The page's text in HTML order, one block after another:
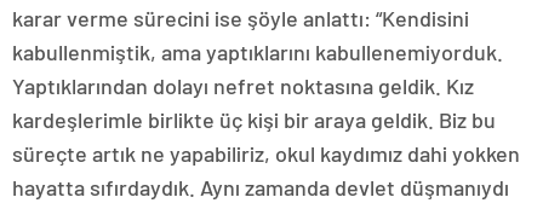
karar verme sürecini ise şöyle anlattı: “Kendisini
kabullenmiştik, ama yaptıklarını kabullenemiyorduk.
Yaptıklarından dolayı nefret noktasına geldik. Kız
kardeşlerimle birlikte üç kişi bir araya geldik. Biz bu
süreçte artık ne yapabiliriz, okul kaydımız dahi yokken
hayatta sıfırdaydık. Aynı zamanda devlet düşmanıydı